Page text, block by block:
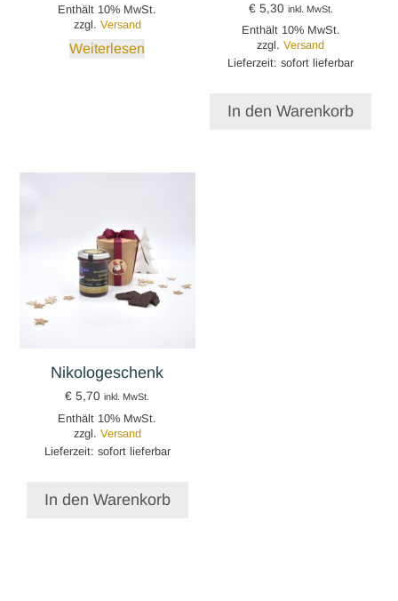
Enthält 10% MwSt.
zzgl. Versand
Weiterlesen
€5,30 inkl. MwSt.
Enthält 10% MwSt.
zzgl.Versand
Lieferzeit: sofort lieferbar
In den Warenkorb
Nikologeschenk
€ 5,70 inkl. MwSt.
Enthält 10% MwSt.
zzgl. Versand
Lieferzeit: sofort lieferbar
In den Warenkorb